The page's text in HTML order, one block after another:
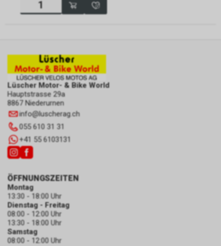
Lüscher Motor- & Bike World
Hauptstrasse 29a
8867 Niederurnen
info@luscherag.ch
055 610 31 31
+41 55 6103131
ÖFFNUNGSZEITEN
Montag
13:30 - 18:00 Uhr
Dienstag - Freitag
08:00 - 12:00 Uhr
13:30 - 18:00 Uhr
Samstag
08:00 - 12:00 Uhr